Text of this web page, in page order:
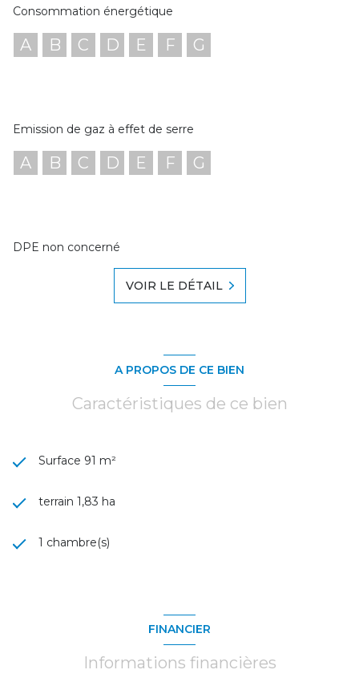
Consommation énergétique
A B C D E F G
Emission de gaz à effet de serre
A B C D E F G
DPE non concerné
VOIR LE DÉTAIL
A PROPOS DE CE BIEN
Caractéristiques de ce bien
Surface 91 m²
terrain 1,83 ha
1 chambre(s)
FINANCIER
Informations financières